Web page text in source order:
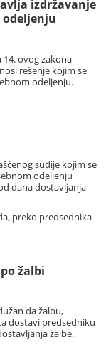
izdržavanje
odeljenju
ovog zakona
rešenje kojim se
odeljenju.
sudije kojim se
odeljenju
dana dostavljanja
preko predsednika
žalbi
da žalbu,
dostavi predsedniku
žalbe.